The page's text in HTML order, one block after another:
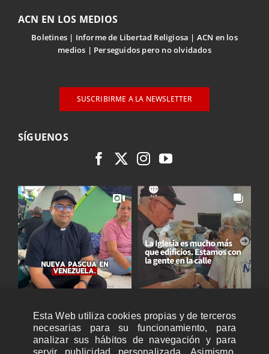
ACN EN LOS MEDIOS
Boletines Informe de Libertad Religiosa
ACN en los
medios
Perseguidos pero no olvidados
SUSCRIBIRME A LA NEWSLETTER
SÍGUENOS
Esta Web utiliza cookies propias y de terceros
necesarias para su funcionamiento, para
analizar sus hábitos de navegación y para
servir publicidad personalizada. Asimismo,